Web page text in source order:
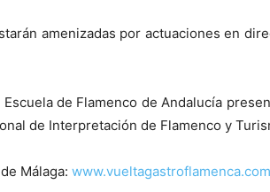
amenizadas por actuaciones en
de Flamenco de Andalucía
de Interpretación de Flamenco y
Málaga: www.vueltagastroflamenca.com